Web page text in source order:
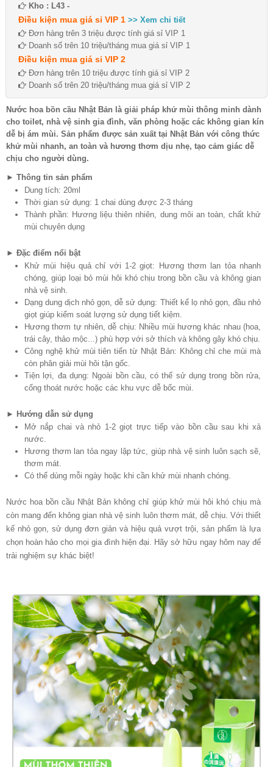
Kho : L43 -
Điều kiện mua giá sỉ VIP 1 >> Xem chi tiết
Đơn hàng trên 3 triệu được tính giá sỉ VIP 1
Doanh số trên 10 triệu/tháng mua giá sỉ VIP 1
Điều kiện mua giá sỉ VIP 2
Đơn hàng trên 10 triệu được tính giá sỉ VIP 2
Doanh số trên 20 triệu/tháng mua giá sỉ VIP 2
Nước hoa bồn cầu Nhật Bản là giải pháp khử mùi thông minh dành
cho toilet, nhà vệ sinh gia đình, văn phòng hoặc các không gian kín
dễ bị ám mùi. Sản phẩm được sản xuất tại Nhật Bản với công thức
khử mùi nhanh, an toàn và hương thơm dịu nhẹ, tạo cảm giác dễ
chịu cho người dùng.
► Thông tin sản phẩm
Dung tích: 20ml
Thời gian sử dụng: 1 chai dùng được 2-3 tháng
Thành phần: Hương liệu thiên nhiên, dung môi an toàn, chất khử
mùi chuyên dụng
► Đặc điểm nổi bật
Khử mùi hiệu quả chỉ với 1-2 giọt: Hương thơm lan tỏa nhanh
chóng, giúp loại bỏ mùi hôi khó chịu trong bồn cầu và không gian
nhà vệ sinh.
Dạng dung dịch nhỏ gọn, dễ sử dụng: Thiết kế lọ nhỏ gọn, đầu nhỏ
giọt giúp kiểm soát lượng sử dụng tiết kiệm.
Hương thơm tự nhiên, dễ chịu: Nhiều mùi hương khác nhau (hoa,
trái cây, thảo mộc...) phù hợp với sở thích và không gây khó chịu.
Công nghệ khử mùi tiên tiến từ Nhật Bản: Không chỉ che mùi mà
còn phân giải mùi hôi tận gốc.
Tiện lợi, đa dụng: Ngoài bồn cầu, có thể sử dụng trong bồn rửa,
cống thoát nước hoặc các khu vực dễ bốc mùi.
► Hướng dẫn sử dụng
Mở nắp chai và nhỏ 1-2 giọt trực tiếp vào bồn cầu sau khi xả
nước.
Hương thơm lan tỏa ngay lập tức, giúp nhà vệ sinh luôn sạch sẽ,
thơm mát.
Có thể dùng mỗi ngày hoặc khi cần khử mùi nhanh chóng.
Nước hoa bồn cầu Nhật Bản không chỉ giúp khử mùi hôi khó chịu mà
còn mang đến không gian nhà vệ sinh luôn thơm mát, dễ chịu. Với thiết
kế nhỏ gọn, sử dụng đơn giản và hiệu quả vượt trội, sản phẩm là lựa
chọn hoàn hảo cho mọi gia đình hiện đại. Hãy sở hữu ngay hôm nay để
trải nghiệm sự khác biệt!